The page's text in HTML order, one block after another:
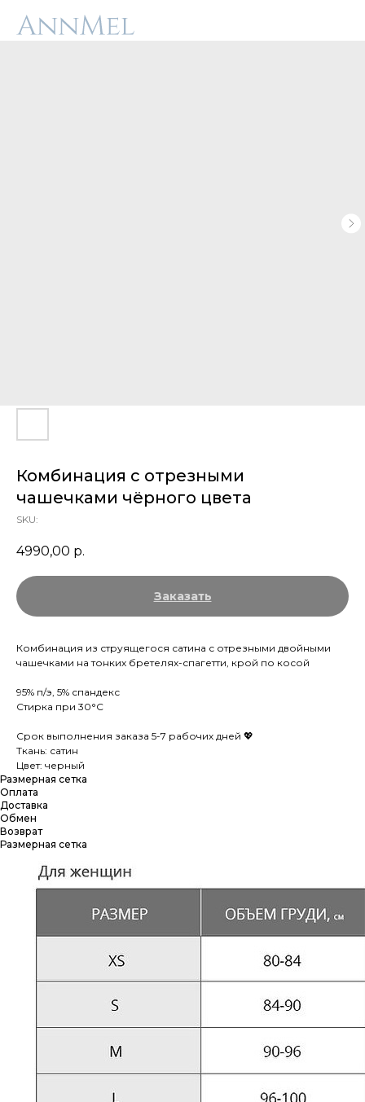
Комбинация с отрезными
чашечками чёрного цвета
SKU:
4990,00 р.
Заказать
Комбинация из струящегося сатина с отрезными двойными
чашечками на тонких бретелях-спагетти, крой по косой
95% п/э, 5% спандекс
Стирка при 30°С
Срок выполнения заказа 5-7 рабочих дней 💖
Ткань: сатин
Цвет: черный
Размерная сетка
Оплата
Доставка
Обмен
Возврат
Размерная сетка